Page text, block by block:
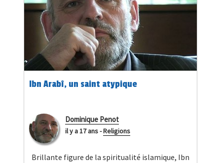
Ibn Arabî, un saint atypique
Dominique Penot
il y a 17 ans-Religions
Brillante figure de la spiritualité islamique, Ibn